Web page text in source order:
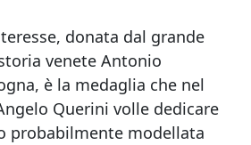
donata dal grande
venete Antonio
è la medaglia che nel
Querini volle dedicare
probabilmente modellata